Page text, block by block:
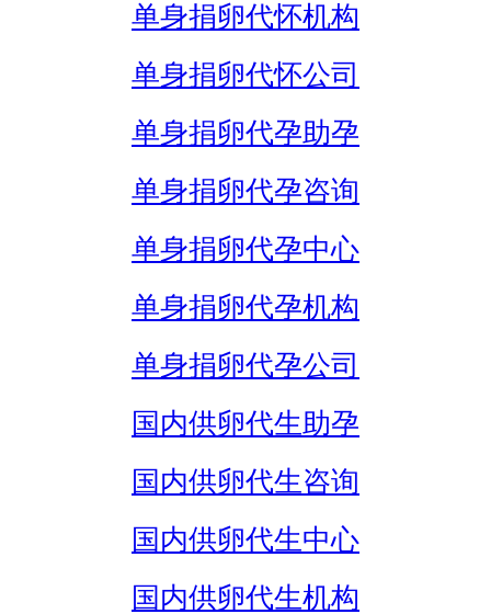
单身捐卵代怀机构
单身捐卵代怀公司
单身捐卵代孕助孕
单身捐卵代孕咨询
单身捐卵代孕中心
单身捐卵代孕机构
单身捐卵代孕公司
国内供卵代生助孕
国内供卵代生咨询
国内供卵代生中心
国内供卵代生机构